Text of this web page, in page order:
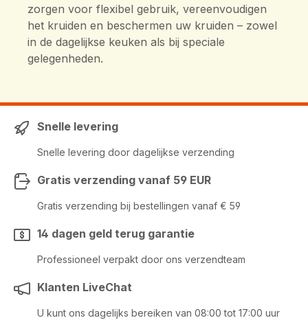
zorgen voor flexibel gebruik, vereenvoudigen
het kruiden en beschermen uw kruiden – zowel
in de dagelijkse keuken als bij speciale
gelegenheden.
Snelle levering
Snelle levering door dagelijkse verzending
Gratis verzending vanaf 59 EUR
Gratis verzending bij bestellingen vanaf € 59
14 dagen geld terug garantie
Professioneel verpakt door ons verzendteam
Klanten LiveChat
U kunt ons dagelijks bereiken van 08:00 tot 17:00 uur